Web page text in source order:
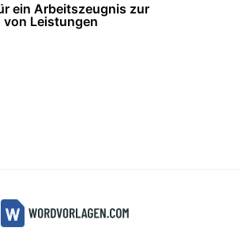
ein Arbeitszeugnis zur
Leistungen